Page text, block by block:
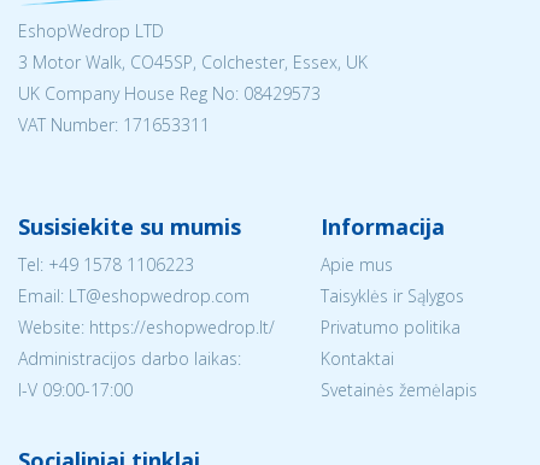
EshopWedrop LTD
3 Motor Walk, CO45SP, Colchester, Essex, UK
UK Company House Reg No: 08429573
VAT Number: 171653311
Susisiekite su mumis
Tel: +49 1578 1106223
Email: LT@eshopwedrop.com
Website: https://eshopwedrop.lt/
Administracijos darbo laikas:
I-V 09:00-17:00
Informacija
Apie mus
Taisyklės ir Sąlygos
Privatumo politika
Kontaktai
Svetainės žemėlapis